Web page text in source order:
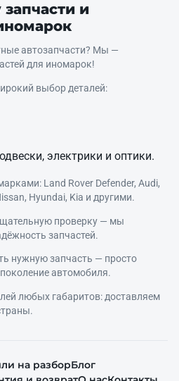
и
автозапчасти? Мы —
для иномарок!
выбор деталей:
электрики и оптики.
Land Rover Defender, Audi,
Hyundai, Kia и другими.
проверку — мы
запчастей.
нужную запчасть — просто
автомобиля.
любых габаритов: доставляем
на разборБлог